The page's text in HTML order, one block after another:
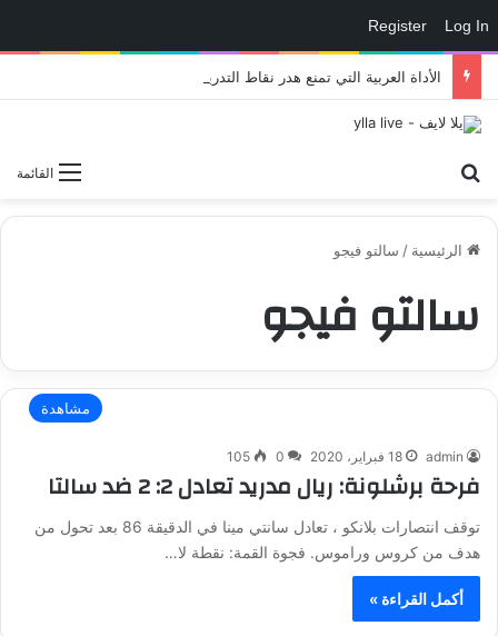
Log In
Register
القائمة
الرئيسية / سالتو فيجو
سالتو فيجو
مشاهدة
admin 18 فبراير، 2020 0
105
فرحة برشلونة: ريال مدريد تعادل 2: 2 ضد سالتا
توقف انتصارات بلانكو ، تعادل سانتي مينا في الدقيقة 86 بعد تحول من
هدف من كروس وراموس. فجوة القمة: نقطة لا…
أكمل القراءة »